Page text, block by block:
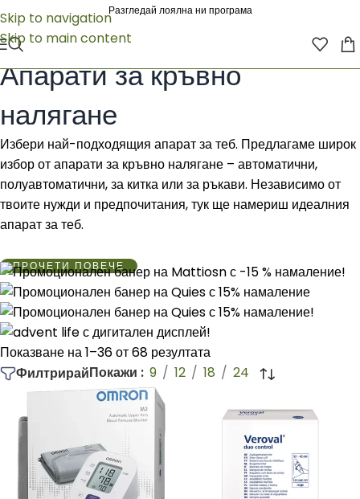
Skip to navigation
Skip to main content
Разгледай лоялна ни програма
Начало/МЕДИЦИНСКА ТЕХНИКА Апарати за кръвно налягане
Апарати за кръвно
налягане
Избери най-подходящия апарат за теб. Предлагаме широк
избор от апарати за кръвно налягане – автоматични,
полуавтоматични, за китка или за ръкави. Независимо от
твоите нужди и предпочитания, тук ще намериш идеалния
апарат за теб.
ПРОЧЕТИ ПОВЕЧЕ
Показване на 1–36 от 68 резултата
ФилтрирайПокажи 9 12 18 24